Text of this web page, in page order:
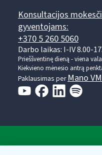
Konsultacijos
gyventojams:
+370 5 260 5060
Darbo laikas: I-IV 8.00-
Prieššventinę dieną - viena
Kiekvieno mėnesio antrą
Paklausimas per Mano